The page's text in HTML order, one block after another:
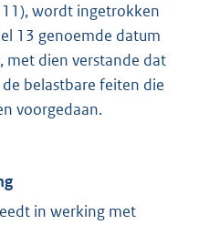
wordt ingetrokken
13 genoemde datum
met dien verstande dat
belastbare feiten die
voorgedaan.
in werking met